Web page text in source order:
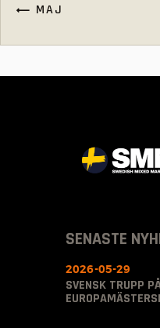
« MAJ
SENASTE
SVENSK TRUPP
2026-05-29